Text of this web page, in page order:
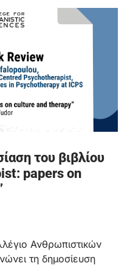
του βιβλίου
papers on
Ανθρωπιστικών
τη δημοσίευση